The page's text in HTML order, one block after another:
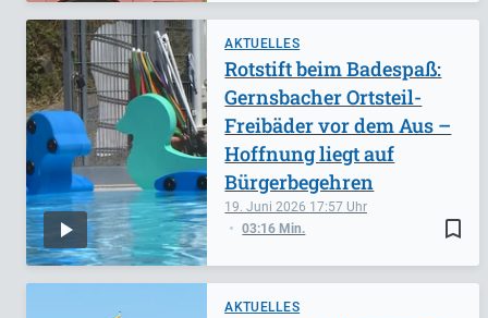
AKTUELLES
bookmark_border
19. Juni 2026 17:57
03:16 Min.
Rotstift beim Badespaß:
Gernsbacher Ortsteil-
Freibäder vor dem Aus –
Hoffnung liegt auf
Bürgerbegehren
AKTUELLES